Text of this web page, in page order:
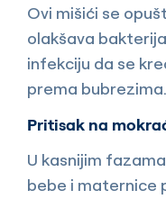
Ovi mišići se
olakšava
infekciju da se
prema bubrezima.
Pritisak na
U kasnijim
bebe i maternice